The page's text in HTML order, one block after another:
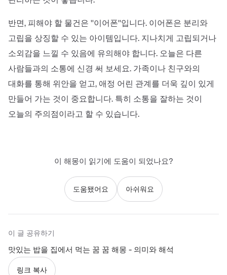
반면, 피해야 할 물건은 ''이어폰''입니다. 이어폰은 분리와
고립을 상징할 수 있는 아이템입니다. 지나치게 고립되거나
소외감을 느낄 수 있음에 유의해야 합니다. 오늘은 다른
사람들과의 소통에 신경 써 보세요. 가족이나 친구와의
대화를 통해 위안을 얻고, 애정 어린 관계를 더욱 깊이 있게
만들어 가는 것이 중요합니다. 특히 소통을 잘하는 것이
오늘의 주의점이라고 할 수 있습니다.
이 해몽이 읽기에 도움이 되었나요?
도움됐어요 아쉬워요
이 글 공유하기
맛있는 밥을 집에서 먹는 꿈 꿈 해몽 - 의미와 해석
링크 복사